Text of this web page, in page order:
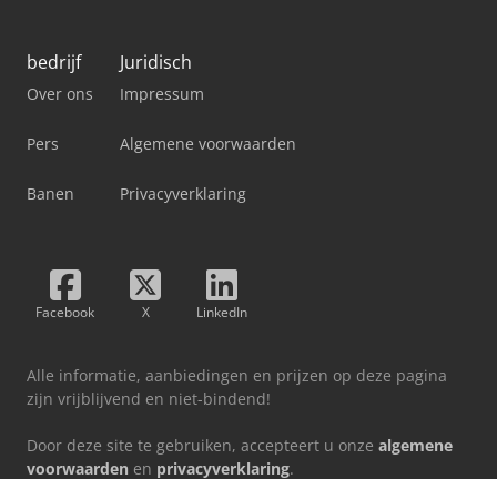
bedrijf
Over ons
Pers
Banen
Juridisch
Impressum
Algemene voorwaarden
Privacyverklaring
Facebook X LinkedIn
Alle informatie, aanbiedingen en prijzen op deze pagina
zijn vrijblijvend en niet-bindend!
Door deze site te gebruiken, accepteert u onze algemene
voorwaarden en privacyverklaring.